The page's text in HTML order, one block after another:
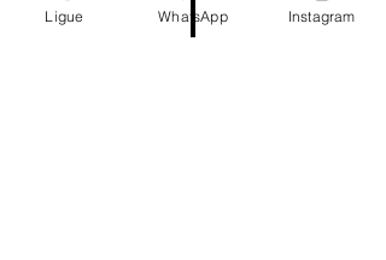
Ligue WhatsApp Instagram